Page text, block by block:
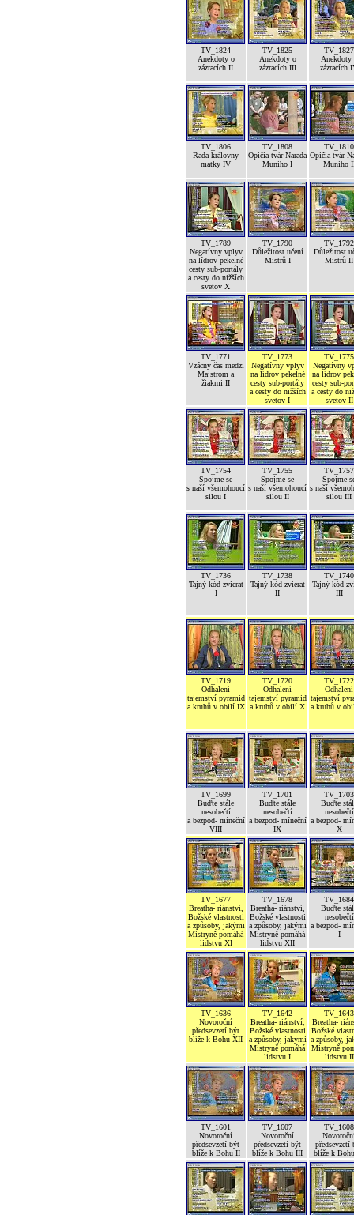
TV_1824
Anekdoty o
zázracích II
TV_1825
Anekdoty o
zázracích III
TV_1827
Anekdoty
zázracích
TV_1806
Rada královny
matky IV
TV_1808
Opičia tvár Narada
Muniho I
TV_1810
Opičia tvár
Muniho
TV_1789
Negatívny vplyv
na lídrov pekelné
cesty sub-portály
a cesty do nižších
svetov X
TV_1790
Důležitost učení
Mistrů I
TV_1792
Důležitost
Mistrů II
TV_1771
Vzácny čas medzi
Majstrom a
žiakmi II
TV_1773
Negatívny vplyv
na lídrov pekelné
cesty sub-portály
a cesty do nižších
svetov I
TV_1775
Negatívny
na lídrov
cesty sub-
a cesty do
svetov II
TV_1754
Spojme se
s naší všemohoucí
silou I
TV_1755
Spojme se
s naší všemohoucí
silou II
TV_1757
Spojme
s naší
silou III
TV_1736
Tajný kód zvierat
I
TV_1738
Tajný kód zvierat
II
TV_1740
Tajný kód
III
TV_1719
Odhalení
tajemství pyramid
a kruhů v obilí IX
TV_1720
Odhalení
tajemství pyramid
a kruhů v obilí X
TV_1722
Odhalení
tajemství
a kruhů v
TV_1699
Buďte stále
nesobečtí
a bezpod- míneční
VIII
TV_1701
Buďte stále
nesobečtí
a bezpod- míneční
IX
TV_1703
Buďte
nesobečtí
a bezpod-
X
TV_1677
Breatha- riánství,
Božské vlastnosti
a způsoby, jakými
Mistryně pomáhá
lidstvu XI
TV_1678
Breatha- riánství,
Božské vlastnosti
a způsoby, jakými
Mistryně pomáhá
lidstvu XII
TV_1684
Buďte
nesobečtí
a bezpod-
I
TV_1636
Novoroční
předsevzetí být
blíže k Bohu XII
TV_1642
Breatha- riánství,
Božské vlastnosti
a způsoby, jakými
Mistryně pomáhá
lidstvu I
TV_1643
Breatha-
Božské
a způsoby,
Mistryně
lidstvu II
TV_1601
Novoroční
předsevzetí být
blíže k Bohu II
TV_1607
Novoroční
předsevzetí být
blíže k Bohu III
TV_1608
předsevzetí
blíže k